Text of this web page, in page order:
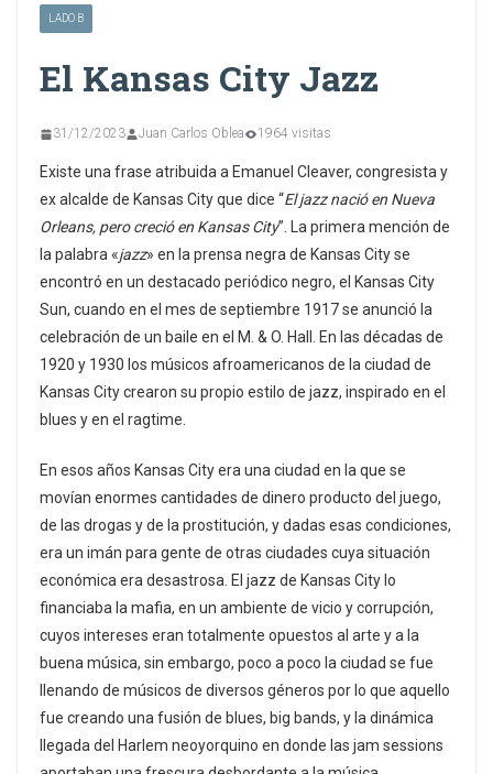
LADO B
El Kansas City Jazz
31/12/2023 Juan Carlos Oblea 1964 visitas
Existe una frase atribuida a Emanuel Cleaver, congresista y
ex alcalde de Kansas City que dice “El jazz nació en Nueva
Orleans, pero creció en Kansas City”. La primera mención de
la palabra «jazz» en la prensa negra de Kansas City se
encontró en un destacado periódico negro, el Kansas City
Sun, cuando en el mes de septiembre 1917 se anunció la
celebración de un baile en el M. & O. Hall. En las décadas de
1920 y 1930 los músicos afroamericanos de la ciudad de
Kansas City crearon su propio estilo de jazz, inspirado en el
blues y en el ragtime.
En esos años Kansas City era una ciudad en la que se
movían enormes cantidades de dinero producto del juego,
de las drogas y de la prostitución, y dadas esas condiciones,
era un imán para gente de otras ciudades cuya situación
económica era desastrosa. El jazz de Kansas City lo
financiaba la mafia, en un ambiente de vicio y corrupción,
cuyos intereses eran totalmente opuestos al arte y a la
buena música, sin embargo, poco a poco la ciudad se fue
llenando de músicos de diversos géneros por lo que aquello
fue creando una fusión de blues, big bands, y la dinámica
llegada del Harlem neoyorquino en donde las jam sessions